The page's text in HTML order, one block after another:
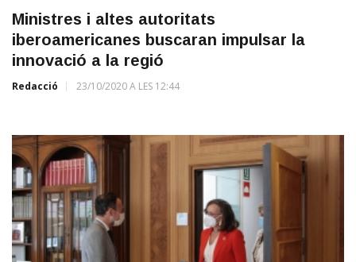
Ministres i altes autoritats
iberoamericanes buscaran impulsar la
innovació a la regió
Redacció 23/10/2020 A LES 12:44